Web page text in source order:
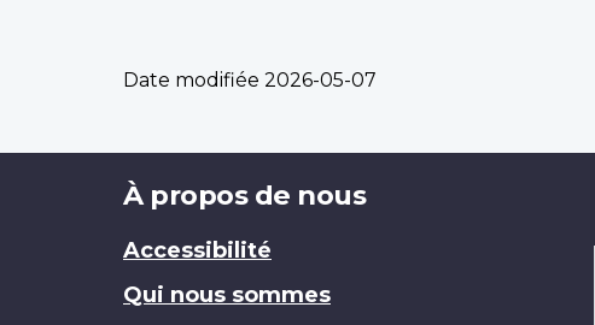
Date modifiée 2026-05-07
Brand
À propos de nous
Accessibilité
Qui nous sommes